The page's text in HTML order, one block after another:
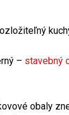
– stavebný
obaly